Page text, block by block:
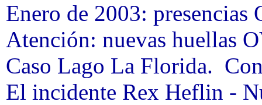
Enero de 2003:
Atención: nuevas huellas
Caso Lago La Florida.
El incidente Rex Heflin -